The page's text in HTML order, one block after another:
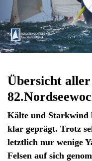
Übersicht
Kälte und Starkwind
klar geprägt. Trotz
letztlich nur wenige
Felsen auf sich